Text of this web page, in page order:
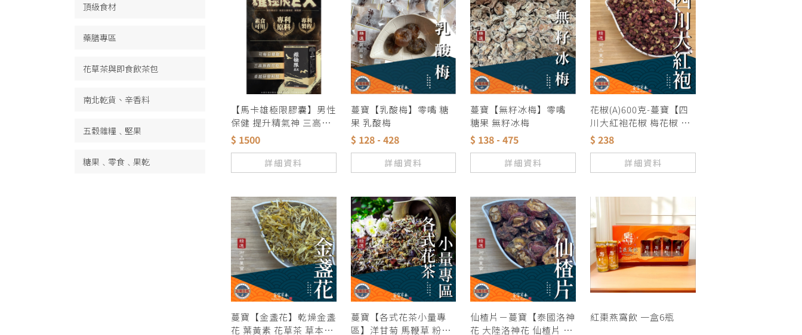
頂級食材
藥膳專區
花草茶與即食飲茶包
南北乾貨、辛香料
五穀雜糧﹑堅果
糖果﹑零食﹑果乾
【馬卡雄極限膠囊】男性
保健 提升精氣神 三高者
素食者可食用 說明在照
片上 歡迎經銷代理 批發
零售 量大另議
$ 1500
詳細資料
蔓寶【乳酸梅】零嘴 糖
果 乳酸梅
$ 128 - 428
詳細資料
蔓寶【無籽冰梅】零嘴
糖果 無籽冰梅
$ 138 - 475
詳細資料
花椒(A)600克-蔓寶【四
川大紅袍花椒 梅花椒 花
椒 青花椒】麻翻天 香料
麻辣鍋 羊肉爐 薑母鴨 滷
包 滷味 麻辣鴨血 露營火
鍋湯底
$ 238
詳細資料
蔓寶【金盞花】乾燥金盞
花 葉黃素 花草茶 草本茶
蔓寶【各式花茶小量專
區】洋甘菊 馬鞭草 粉紅
仙楂片－蔓寶【泰國洛神
花 大陸洛神花 仙楂片 特
紅棗燕窩飲 一盒6瓶